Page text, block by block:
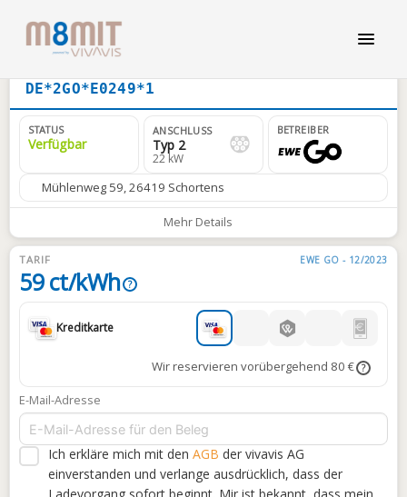
DE*2GO*E0249*1
STATUS
Verfügbar
ANSCHLUSS
Typ 2
22 kW
BETREIBER
Mühlenweg 59, 26419 Schortens
Mehr Details
TARIF EWE GO - 12/2023
59 ct/kWh ?
Kreditkarte
Wir reservieren vorübergehend 80 € ?
E-Mail-Adresse
Ich erkläre mich mit den AGB der vivavis AG
einverstanden und verlange ausdrücklich, dass der
Ladevorgang sofort beginnt. Mir ist bekannt, dass mein